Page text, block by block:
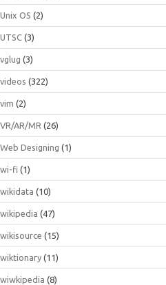
Unix OS (2)
UTSC (3)
vglug (3)
videos (322)
vim (2)
VR/AR/MR (26)
Web Designing (1)
wi-fi (1)
wikidata (10)
wikipedia (47)
wikisource (15)
wiktionary (11)
wiwkipedia (8)